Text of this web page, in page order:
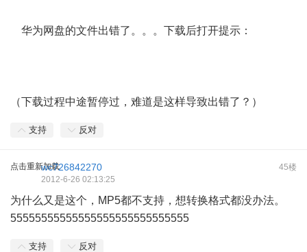
华为网盘的文件出错了。。。下载后打开提示：
（下载过程中途暂停过，难道是这样导致出错了？）
支持 反对
点击重新加载 45楼
wc726842270
2012-6-26 02:13:25
为什么又是这个，MP5都不支持，想转换格式都没办法。
55555555555555555555555555555
支持 反对